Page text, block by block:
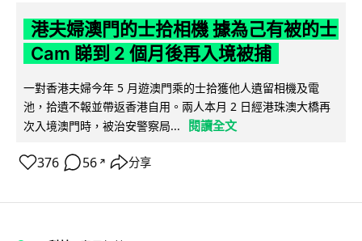
港夫婦澳門的士拾相機 據為己有被的士
Cam 睇到 2 個月後再入境被捕
一對香港夫婦今年 5 月遊澳門乘的士拾獲他人遺留相機及電
池，拾遺不報並帶返香港自用。兩人本月 2 日經港珠澳大橋再
次入境澳門時，被治安警察局...
閱讀全文
376 56 ↗ 分享